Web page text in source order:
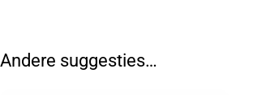
Andere suggesties…